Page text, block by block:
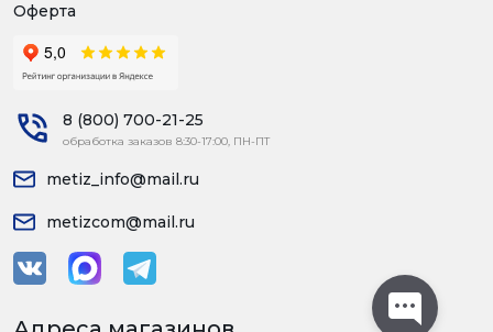
Оферта
8 (800) 700-21-25
обработка заказов 8:30-17:00, ПН-ПТ
metiz_info@mail.ru
metizcom@mail.ru